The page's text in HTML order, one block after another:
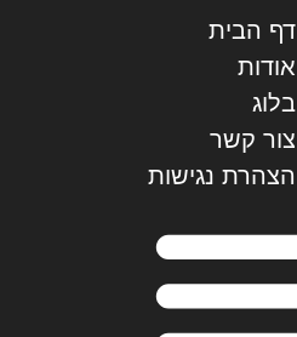
דף הבית
אודות
בלוג
צור קשר
הצהרת נגישות